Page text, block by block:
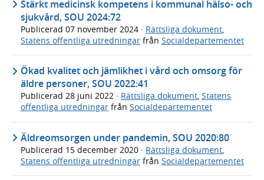
Stärkt medicinsk kompetens i kommunal hälso- och
sjukvård, SOU 2024:72
Publicerad 07 november 2024 · Rättsliga dokument,
Statens offentliga utredningar från Socialdepartementet
Ökad kvalitet och jämlikhet i vård och omsorg för
äldre personer, SOU 2022:41
Publicerad 28 juni 2022 · Rättsliga dokument, Statens
offentliga utredningar från Socialdepartementet
Äldreomsorgen under pandemin, SOU 2020:80
Publicerad 15 december 2020 · Rättsliga dokument,
Statens offentliga utredningar från Socialdepartementet